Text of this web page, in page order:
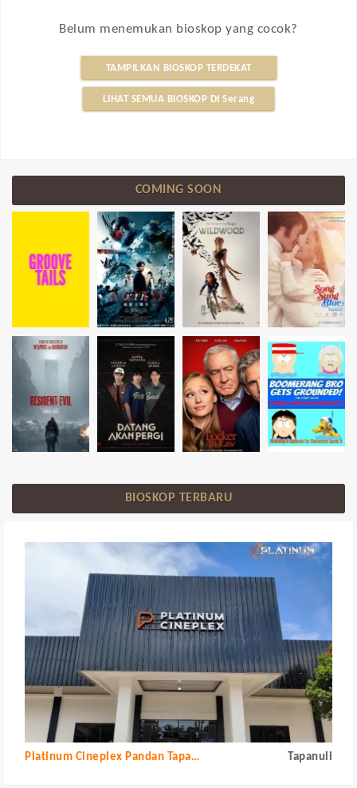
Belum menemukan bioskop yang cocok?
TAMPILKAN BIOSKOP TERDEKAT
LIHAT SEMUA BIOSKOP DI Serang
COMING SOON
BIOSKOP TERBARU
Platinum Cineplex Pandan Tapanuli Tengah Tapanuli